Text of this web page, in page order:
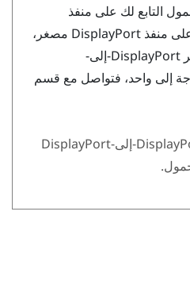
التابع لك على منفذ
منفذ DisplayPort مصغر،
DisplayPort-إلى-
إلى واحد، فتواصل مع قسم
-إلى-DisplayPort